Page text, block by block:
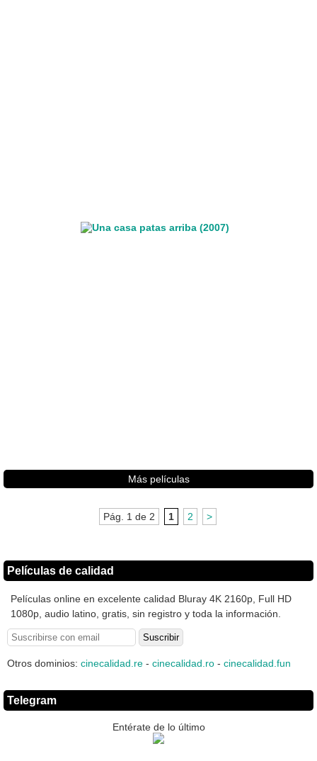
Más películas
Pág. 1 de 2 1 2 >
Películas de calidad
Películas online en excelente calidad Bluray 4K 2160p, Full HD
1080p, audio latino, gratis, sin registro y toda la información.
Otros dominios: cinecalidad.re - cinecalidad.ro - cinecalidad.fun
Telegram
Entérate de lo último